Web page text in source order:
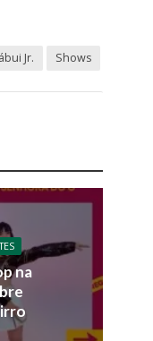
Jr. Shows
na